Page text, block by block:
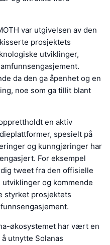
var utgivelsen av den
prosjektets
utviklinger,
da den ga åpenhet og en
noe som ga tillit blant
en aktiv
spesielt på
og kunngjøringer har
For eksempel
tweet fra den offisielle
og kommende
styrket prosjektets
økosystemet har vært en
utnytte Solanas